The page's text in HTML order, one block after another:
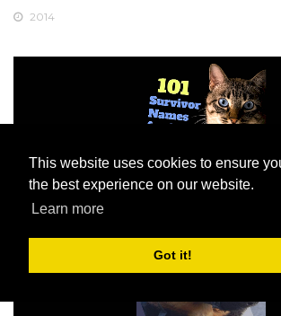
This website uses cookies to ensure
the best experience on our website.
Learn more
Got it!
2014
111 nombres de supervivientes para